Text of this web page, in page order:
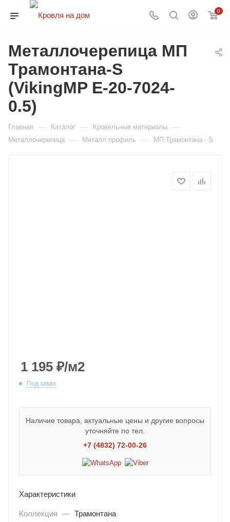
0
Металлочерепица МП
Трамонтана-S
(VikingMP E-20-7024-
0.5)
Главная — Каталог — Кровельные материалы —
Металлочерепица — Металл профиль — МП Трамонтана - S
1 195 ₽/м2
Под заказ
Наличие товара, актуальные цены и другие вопросы
уточняйте по тел.
+7 (4832) 72-00-26
Характеристики
Коллекция — Трамонтана